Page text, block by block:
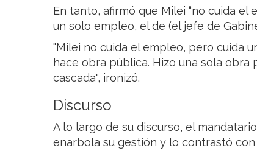
En tanto, afirmó que Milei “no cuida el
un solo empleo, el de (el jefe de
"Milei no cuida el empleo, pero cuida
hace obra pública. Hizo una sola obra
cascada", ironizó.
Discurso
A lo largo de su discurso, el
enarbola su gestión y lo contrastó